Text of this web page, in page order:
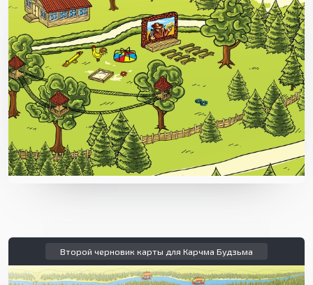
Второй черновик карты для Карчма Будзьма